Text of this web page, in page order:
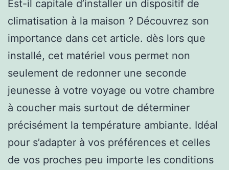
Est-il capitale d’installer un dispositif de
climatisation à la maison ? Découvrez son
importance dans cet article. dès lors que
installé, cet matériel vous permet non
seulement de redonner une seconde
jeunesse à votre voyage ou votre chambre
à coucher mais surtout de déterminer
précisément la température ambiante. Idéal
pour s’adapter à vos préférences et celles
de vos proches peu importe les conditions